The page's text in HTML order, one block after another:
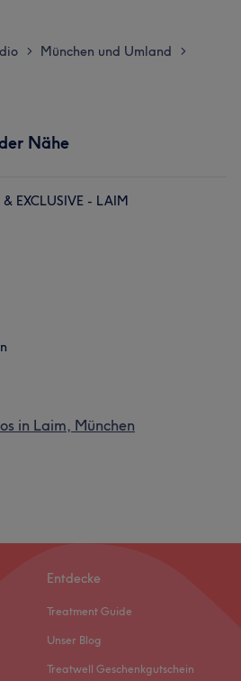
> München und Umland >
Nähe
EXCLUSIVE - LAIM
in Laim, München
Entdecke
Treatment Guide
Unser Blog
Treatwell Geschenkgutschein